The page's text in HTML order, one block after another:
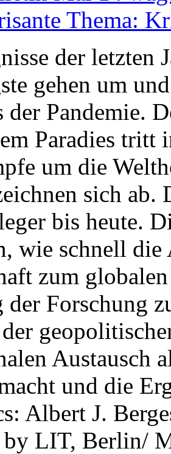
Thema:
der letzten
gehen um
der Pandemie.
Paradies tritt
um die
sich
bis heute.
wie schnell die
zum
der Forschung
Austausch
und die
Albert J.
by LIT, Berlin/